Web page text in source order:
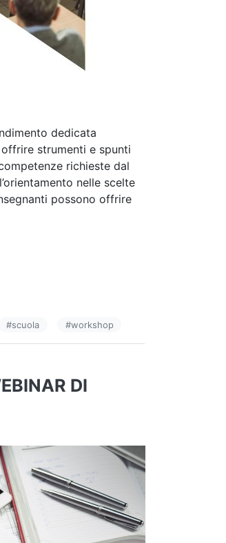
dedicata
strumenti e spunti
richieste dal
nelle scelte
possono offrire
#scuola #workshop
DI